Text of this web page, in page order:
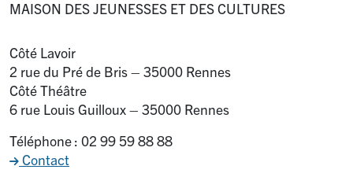
MAISON DES JEUNESSES ET DES CULTURES
Côté Lavoir
2 rue du Pré de Bris – 35000 Rennes
Côté Théâtre
6 rue Louis Guilloux – 35000 Rennes
Téléphone : 02 99 59 88 88
Contact